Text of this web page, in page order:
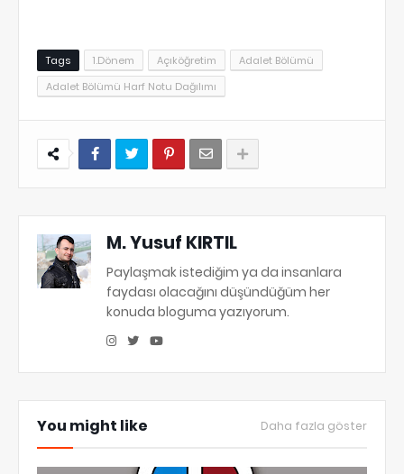
Tags 1.Dönem Açıköğretim
Adalet Bölümü
Adalet Bölümü Harf Notu Dağılımı
M. Yusuf KIRTIL
Paylaşmak istediğim ya da insanlara
faydası olacağını düşündüğüm her
konuda bloguma yazıyorum.
You might like Daha fazla göster